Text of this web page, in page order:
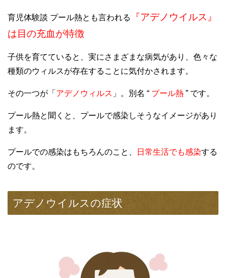
育児体験談 プール熱とも言われる
『アデノウイルス』
は目の充血が特徴
子供を育てていると、実にさまざまな病気があり、色々な
種類のウィルスが存在することに気付かされます。
その一つが「 アデノウィルス 」。別名 “ プール熱 ” です。
プール熱と聞くと、プールで感染しそうなイメージがあり
ます。
プールでの感染はもちろんのこと、 日常生活でも感染する
のです。
アデノウイルスの症状